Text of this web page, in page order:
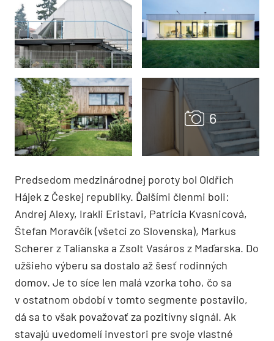
Predsedom medzinárodnej poroty bol Oldřich
Hájek z Českej republiky. Ďalšími členmi boli:
Andrej Alexy, Irakli Eristavi, Patrícia Kvasnicová,
Štefan Moravčík (všetci zo Slovenska), Markus
Scherer z Talianska a Zsolt Vasáros z Maďarska. Do
užšieho výberu sa dostalo až šesť rodinných
domov. Je to síce len malá vzorka toho, čo sa
v ostatnom období v tomto segmente postavilo,
dá sa to však považovať za pozitívny signál. Ak
stavajú uvedomelí investori pre svoje vlastné